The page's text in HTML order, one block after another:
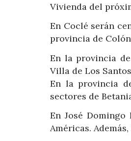
Vivienda del
En Coclé serán
provincia de
En la provincia
Villa de Los
En la provincia
sectores de
En José
Américas.